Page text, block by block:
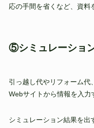
応の手間を省くなど、資料
⑤シミュレーショ
引っ越し代やリフォーム代
Webサイトから情報を入力
シミュレーション結果を出